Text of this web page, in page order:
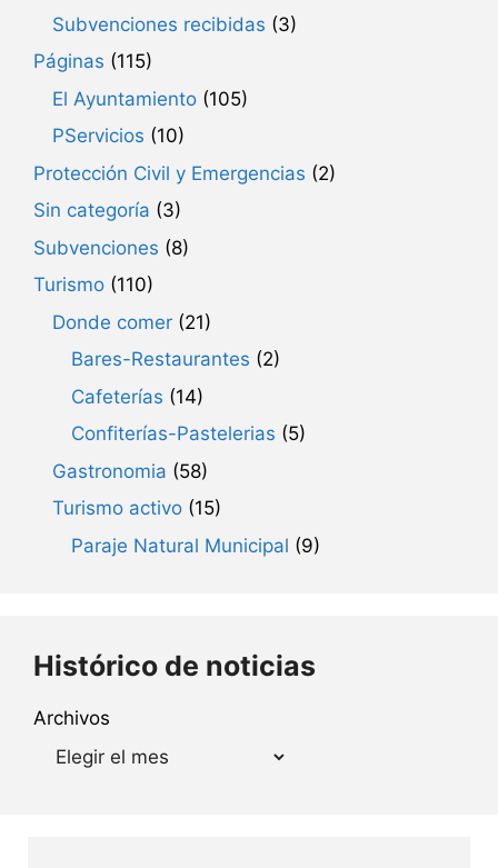
Subvenciones recibidas (3)
Páginas (115)
El Ayuntamiento (105)
PServicios (10)
Protección Civil y Emergencias (2)
Sin categoría (3)
Subvenciones (8)
Turismo (110)
Donde comer (21)
Bares-Restaurantes (2)
Cafeterías (14)
Confiterías-Pastelerias (5)
Gastronomia (58)
Turismo activo (15)
Paraje Natural Municipal (9)
Histórico de noticias
Archivos